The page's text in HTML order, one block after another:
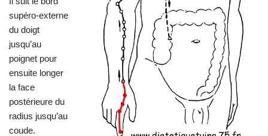
supéro-externe
du doigt
jusqu’au
poignet pour
ensuite longer
la face
postérieure du
radius jusqu’au
coude.